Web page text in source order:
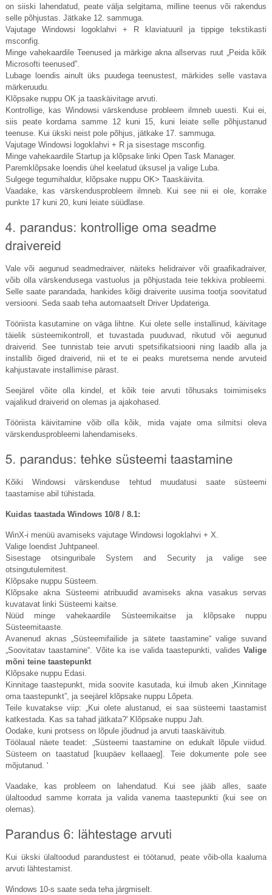
on siiski lahendatud, peate välja selgitama, milline teenus või rakendus
selle põhjustas. Jätkake 12. sammuga.
Vajutage Windowsi logoklahvi + R klaviatuuril ja tippige tekstikasti
msconfig.
Minge vahekaardile Teenused ja märkige akna allservas ruut „Peida kõik
Microsofti teenused”.
Lubage loendis ainult üks puudega teenustest, märkides selle vastava
märkeruudu.
Klõpsake nuppu OK ja taaskäivitage arvuti.
Kontrollige, kas Windowsi värskenduse probleem ilmneb uuesti. Kui ei,
siis peate kordama samme 12 kuni 15, kuni leiate selle põhjustanud
teenuse. Kui ükski neist pole põhjus, jätkake 17. sammuga.
Vajutage Windowsi logoklahvi + R ja sisestage msconfig.
Minge vahekaardile Startup ja klõpsake linki Open Task Manager.
Paremklõpsake loendis ühel keelatud üksusel ja valige Luba.
Sulgege tegumihaldur, klõpsake nuppu OK> Taaskäivita.
Vaadake, kas värskendusprobleem ilmneb. Kui see nii ei ole, korrake
punkte 17 kuni 20, kuni leiate süüdlase.
Vale või aegunud seadmedraiver, näiteks helidraiver või graafikadraiver,
võib olla värskendusega vastuolus ja põhjustada teie tekkiva probleemi.
Selle saate parandada, hankides kõigi draiverite uusima tootja soovitatud
versiooni. Seda saab teha automaatselt Driver Updateriga.
Tööriista kasutamine on väga lihtne. Kui olete selle installinud, käivitage
täielik süsteemikontroll, et tuvastada puuduvad, rikutud või aegunud
draiverid. See tunnistab teie arvuti spetsifikatsiooni ning laadib alla ja
installib õiged draiverid, nii et te ei peaks muretsema nende arvuteid
kahjustavate installimise pärast.
Seejärel võite olla kindel, et kõik teie arvuti tõhusaks toimimiseks
vajalikud draiverid on olemas ja ajakohased.
Tööriista käivitamine võib olla kõik, mida vajate oma silmitsi oleva
värskendusprobleemi lahendamiseks.
Kõiki Windowsi värskenduse tehtud muudatusi saate süsteemi
taastamise abil tühistada.
Kuidas taastada Windows 10/8 / 8.1:
WinX-i menüü avamiseks vajutage Windowsi logoklahvi + X.
Valige loendist Juhtpaneel.
Sisestage otsinguribale System and Security ja valige see
otsingutulemitest.
Klõpsake nuppu Süsteem.
Klõpsake akna Süsteemi atribuudid avamiseks akna vasakus servas
kuvatavat linki Süsteemi kaitse.
Nüüd minge vahekaardile Süsteemikaitse ja klõpsake nuppu
Süsteemitaaste.
Avanenud aknas „Süsteemifailide ja sätete taastamine“ valige suvand
„Soovitatav taastamine“. Võite ka ise valida taastepunkti, validesValige
mõni teine ​​taastepunkt
Klõpsake nuppu Edasi.
Kinnitage taastepunkt, mida soovite kasutada, kui ilmub aken „Kinnitage
oma taastepunkt”, ja seejärel klõpsake nuppu Lõpeta.
Teile kuvatakse viip: „Kui olete alustanud, ei saa süsteemi taastamist
katkestada. Kas sa tahad jätkata?' Klõpsake nuppu Jah.
Oodake, kuni protsess on lõpule jõudnud ja arvuti taaskäivitub.
Töölaual näete teadet: „Süsteemi taastamine on edukalt lõpule viidud.
Süsteem on taastatud [kuupäev kellaaeg]. Teie dokumente pole see
mõjutanud. '
Vaadake, kas probleem on lahendatud. Kui see jääb alles, saate
ülaltoodud samme korrata ja valida vanema taastepunkti (kui see on
olemas).
Kui ükski ülaltoodud parandustest ei töötanud, peate võib-olla kaaluma
arvuti lähtestamist.
Windows 10-s saate seda teha järgmiselt.